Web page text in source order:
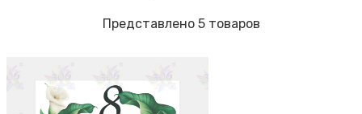
Представлено 5 товаров